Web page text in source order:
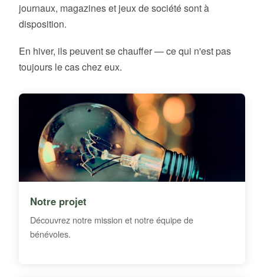
journaux, magazines et jeux de société sont à
disposition.
En hiver, ils peuvent se chauffer — ce qui n'est pas
toujours le cas chez eux.
Notre projet
Découvrez notre mission et notre équipe de
bénévoles.